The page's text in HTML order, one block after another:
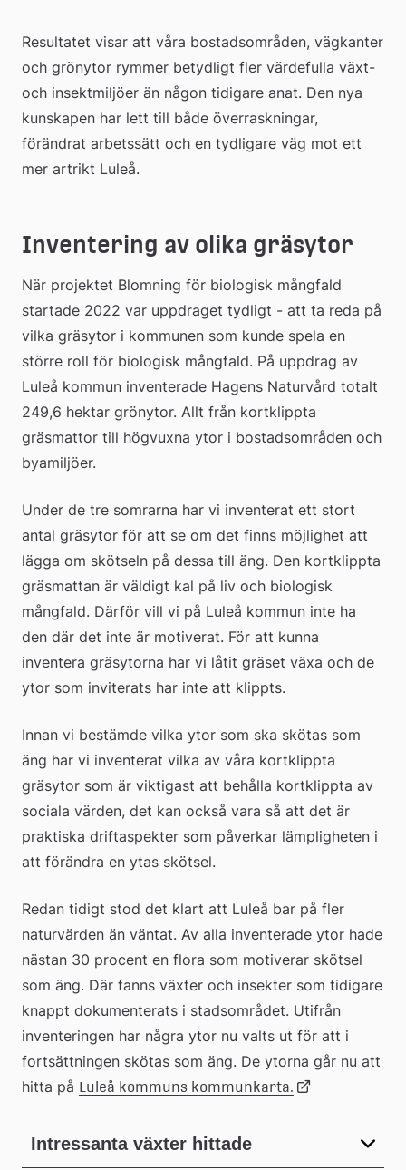
Resultatet visar att våra bostadsområden, vägkanter
och grönytor rymmer betydligt fler värdefulla växt-
och insektmiljöer än någon tidigare anat. Den nya
kunskapen har lett till både överraskningar,
förändrat arbetssätt och en tydligare väg mot ett
mer artrikt Luleå.
Inventering av olika gräsytor
När projektet Blomning för biologisk mångfald
startade 2022 var uppdraget tydligt - att ta reda på
vilka gräsytor i kommunen som kunde spela en
större roll för biologisk mångfald. På uppdrag av
Luleå kommun inventerade Hagens Naturvård totalt
249,6 hektar grönytor. Allt från kortklippta
gräsmattor till högvuxna ytor i bostadsområden och
byamiljöer.
Under de tre somrarna har vi inventerat ett stort
antal gräsytor för att se om det finns möjlighet att
lägga om skötseln på dessa till äng. Den kortklippta
gräsmattan är väldigt kal på liv och biologisk
mångfald. Därför vill vi på Luleå kommun inte ha
den där det inte är motiverat. För att kunna
inventera gräsytorna har vi låtit gräset växa och de
ytor som inviterats har inte att klippts.
Innan vi bestämde vilka ytor som ska skötas som
äng har vi inventerat vilka av våra kortklippta
gräsytor som är viktigast att behålla kortklippta av
sociala värden, det kan också vara så att det är
praktiska driftaspekter som påverkar lämpligheten i
att förändra en ytas skötsel.
Redan tidigt stod det klart att Luleå bar på fler
naturvärden än väntat. Av alla inventerade ytor hade
nästan 30 procent en flora som motiverar skötsel
som äng. Där fanns växter och insekter som tidigare
knappt dokumenterats i stadsområdet. Utifrån
inventeringen har några ytor nu valts ut för att i
fortsättningen skötas som äng. De ytorna går nu att
hitta på Luleå kommuns kommunkarta. Länk
Intressanta växter hittade